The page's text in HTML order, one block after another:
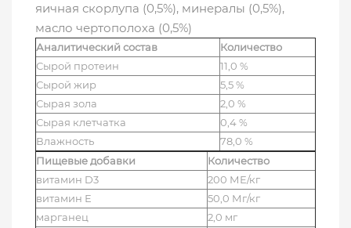
яичная скорлупа (0,5%), минералы (0,5%),
масло чертополоха (0,5%)
Аналитический состав
Количество
Сырой протеин
11,0 %
Сырой жир
5,5 %
Сырая зола
2,0 %
Сырая клетчатка
0,4 %
Влажность
78,0 %
Пищевые добавки
Количество
витамин D3
200 МЕ/кг
витамин Е
50,0 Мг/кг
марганец
2,0 мг